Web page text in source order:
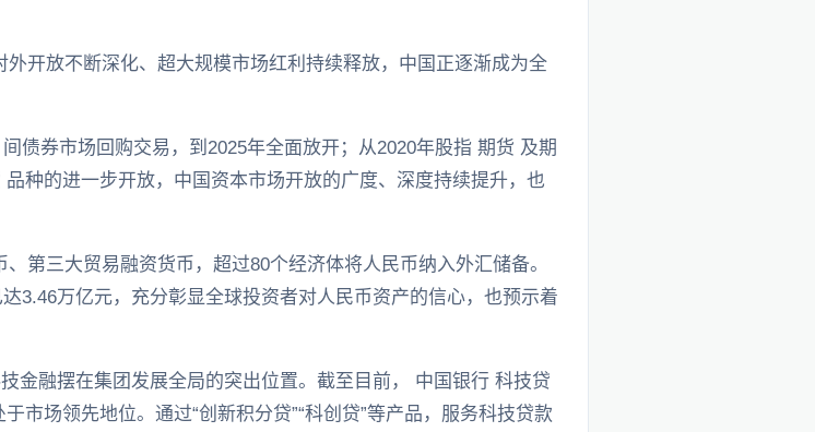
开放不断深化、超大规模市场红利持续释放，中国正逐渐成为全
债券市场回购交易，到2025年全面放开；从2020年股指 期货 及期
种的进一步开放，中国资本市场开放的广度、深度持续提升，也
第三大贸易融资货币，超过80个经济体将人民币纳入外汇储备。
3.46万亿元，充分彰显全球投资者对人民币资产的信心，也预示着
金融摆在集团发展全局的突出位置。截至目前， 中国银行 科技贷
市场领先地位。通过“创新积分贷”“科创贷”等产品，服务科技贷款